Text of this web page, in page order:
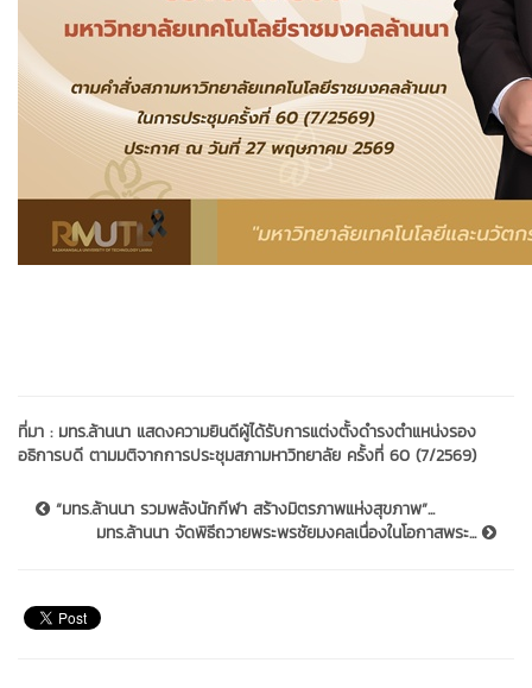
ที่มา : มทร.ล้านนา แสดงความยินดีผู้ได้รับการแต่งตั้งดำรงตำแหน่งรอง
อธิการบดี ตามมติจากการประชุมสภามหาวิทยาลัย ครั้งที่ 60 (7/2569)
“มทร.ล้านนา รวมพลังนักกีฬา สร้างมิตรภาพแห่งสุขภาพ”...
มทร.ล้านนา จัดพิธีถวายพระพรชัยมงคลเนื่องในโอกาสพระ...